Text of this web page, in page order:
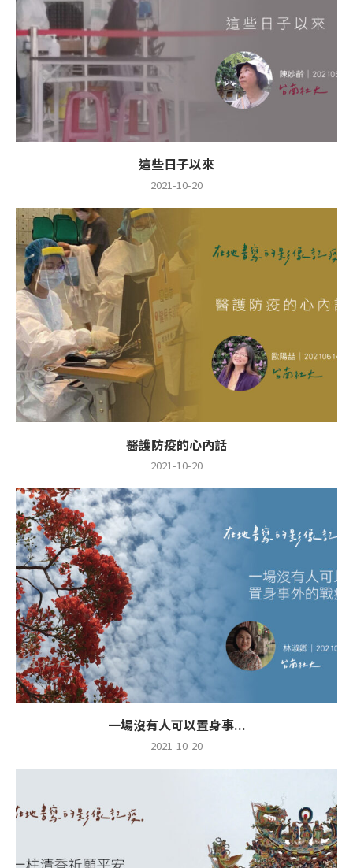
這些日子以來
2021-10-20
醫護防疫的心內話
2021-10-20
一場沒有人可以置身事...
2021-10-20